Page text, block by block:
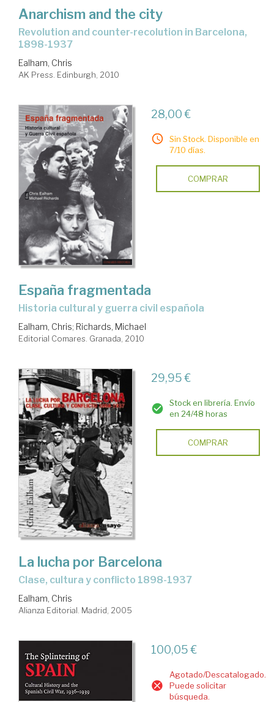
Anarchism and the city
revolution and counter-recolution in Barcelona,
1898-1937
Ealham, Chris
AK Press. Edinburgh, 2010
28,00 €
Sin Stock. Disponible en
7/10 días.
COMPRAR
España fragmentada
historia cultural y guerra civil española
Ealham, Chris; Richards, Michael
Editorial Comares. Granada, 2010
29,95 €
Stock en librería. Envío
en 24/48 horas
COMPRAR
La lucha por Barcelona
clase, cultura y conflicto 1898-1937
Ealham, Chris
Alianza Editorial. Madrid, 2005
100,05 €
Agotado/Descatalogado.
Puede solicitar
búsqueda.